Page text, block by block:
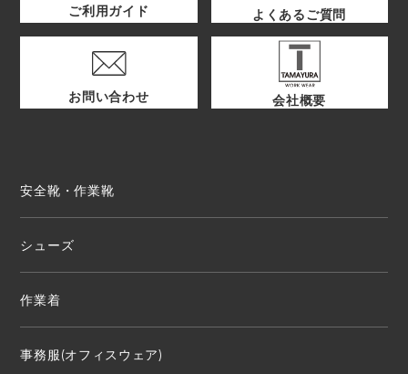
ご利用ガイド よくあるご質問
お問い合わせ 会社概要
安全靴・作業靴
シューズ
作業着
事務服(オフィスウェア)